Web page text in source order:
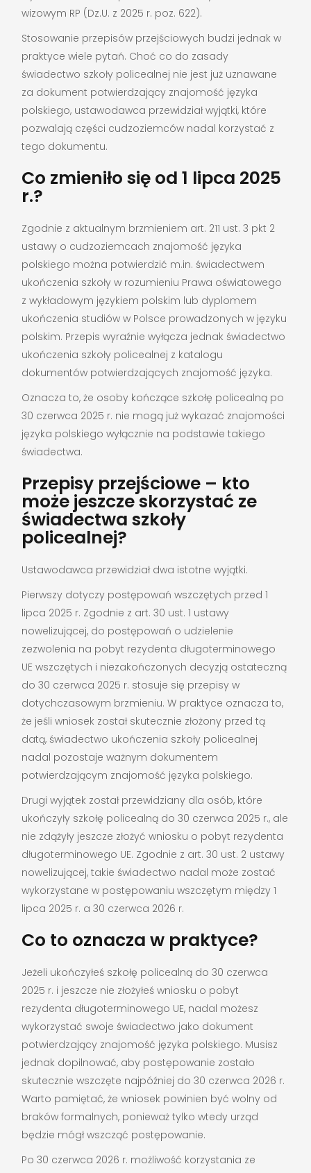
wizowym RP (Dz.U. z 2025 r. poz. 622).
Stosowanie przepisów przejściowych budzi jednak w
praktyce wiele pytań. Choć co do zasady
świadectwo szkoły policealnej nie jest już uznawane
za dokument potwierdzający znajomość języka
polskiego, ustawodawca przewidział wyjątki, które
pozwalają części cudzoziemców nadal korzystać z
tego dokumentu.
Co zmieniło się od 1 lipca 2025
r.?
Zgodnie z aktualnym brzmieniem art. 211 ust. 3 pkt 2
ustawy o cudzoziemcach znajomość języka
polskiego można potwierdzić m.in. świadectwem
ukończenia szkoły w rozumieniu Prawa oświatowego
z wykładowym językiem polskim lub dyplomem
ukończenia studiów w Polsce prowadzonych w języku
polskim. Przepis wyraźnie wyłącza jednak świadectwo
ukończenia szkoły policealnej z katalogu
dokumentów potwierdzających znajomość języka.
Oznacza to, że osoby kończące szkołę policealną po
30 czerwca 2025 r. nie mogą już wykazać znajomości
języka polskiego wyłącznie na podstawie takiego
świadectwa.
Przepisy przejściowe – kto
może jeszcze skorzystać ze
świadectwa szkoły
policealnej?
Ustawodawca przewidział dwa istotne wyjątki.
Pierwszy dotyczy postępowań wszczętych przed 1
lipca 2025 r. Zgodnie z art. 30 ust. 1 ustawy
nowelizującej, do postępowań o udzielenie
zezwolenia na pobyt rezydenta długoterminowego
UE wszczętych i niezakończonych decyzją ostateczną
do 30 czerwca 2025 r. stosuje się przepisy w
dotychczasowym brzmieniu. W praktyce oznacza to,
że jeśli wniosek został skutecznie złożony przed tą
datą, świadectwo ukończenia szkoły policealnej
nadal pozostaje ważnym dokumentem
potwierdzającym znajomość języka polskiego.
Drugi wyjątek został przewidziany dla osób, które
ukończyły szkołę policealną do 30 czerwca 2025 r., ale
nie zdążyły jeszcze złożyć wniosku o pobyt rezydenta
długoterminowego UE. Zgodnie z art. 30 ust. 2 ustawy
nowelizującej, takie świadectwo nadal może zostać
wykorzystane w postępowaniu wszczętym między 1
lipca 2025 r. a 30 czerwca 2026 r.
Co to oznacza w praktyce?
Jeżeli ukończyłeś szkołę policealną do 30 czerwca
2025 r. i jeszcze nie złożyłeś wniosku o pobyt
rezydenta długoterminowego UE, nadal możesz
wykorzystać swoje świadectwo jako dokument
potwierdzający znajomość języka polskiego. Musisz
jednak dopilnować, aby postępowanie zostało
skutecznie wszczęte najpóźniej do 30 czerwca 2026 r.
Warto pamiętać, że wniosek powinien być wolny od
braków formalnych, ponieważ tylko wtedy urząd
będzie mógł wszcząć postępowanie.
Po 30 czerwca 2026 r. możliwość korzystania ze